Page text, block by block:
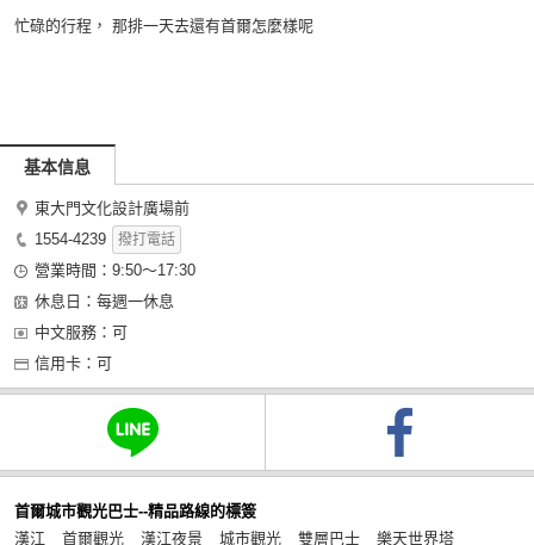
忙碌的行程， 那排一天去還有首爾怎麼樣呢
基本信息
東大門文化設計廣場前
1554-4239
撥打電話
營業時間：9:50～17:30
休息日：每週一休息
中文服務：可
信用卡：可
首爾城市觀光巴士--精品路線的標簽
漢江
首爾觀光 漢江夜景 城市觀光 雙層巴士
樂天世界塔